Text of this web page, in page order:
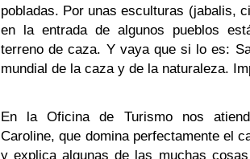
pobladas. Por unas esculturas (jabalis,
en la entrada de algunos pueblos
terreno de caza. Y vaya que si lo es:
mundial de la caza y de la naturaleza.
En la Oficina de Turismo nos
Caroline, que domina perfectamente el
y explica algunas de las muchas